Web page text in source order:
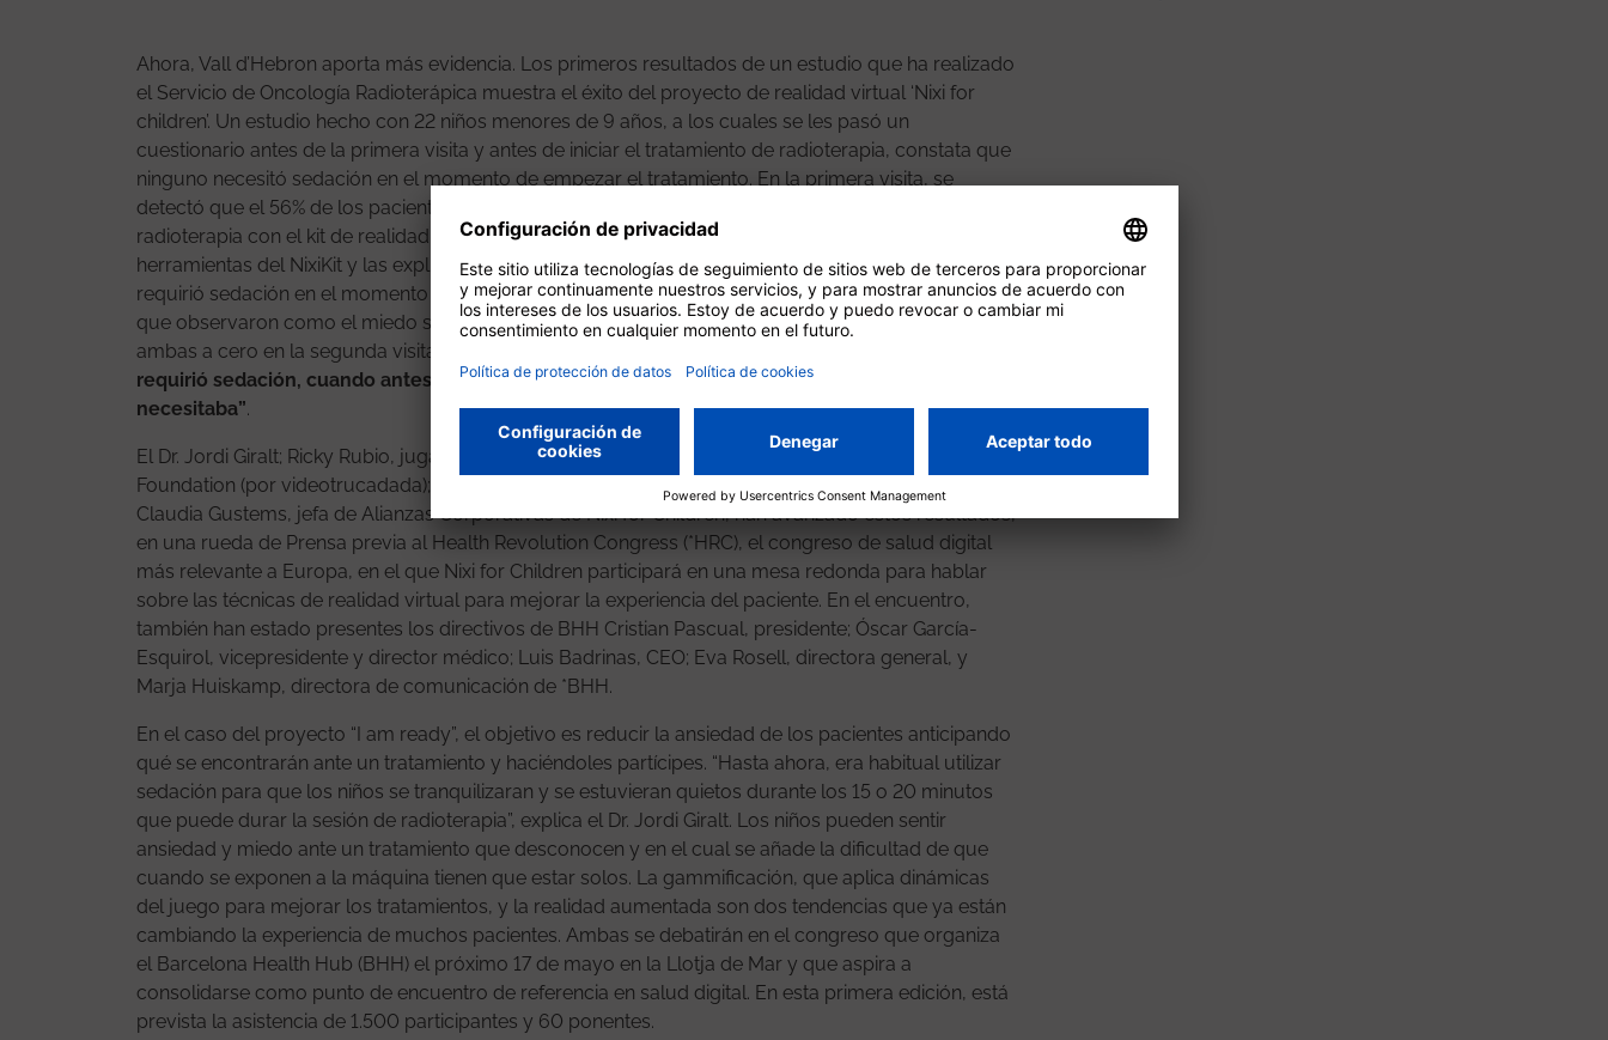
Ahora, Vall d’Hebron aporta más evidencia. Los primeros resultados de un estudio que ha realizado
el Servicio de Oncología Radioterápica muestra el éxito del proyecto de realidad virtual ‘Nixi for
children’. Un estudio hecho con 22 niños menores de 9 años, a los cuales se les pasó un
cuestionario antes de la primera visita y antes de iniciar el tratamiento de radioterapia, constata que
ninguno necesitó sedación en el momento de empezar el tratamiento. En la primera visita, se
detectó que el 56% de los pacientes sufría alteraciones de estrés. Pero tras preparar la sesión de
radioterapia con el kit de realidad virtual, este tanto por ciento se reducía a un 11%. Con las
herramientas del NixiKit y las explicaciones de los profesionales de Vall d’Hebron ningún niño
requirió sedación en el momento de iniciar el tratamiento de radioterapia. El Dr. Jordi Giralt explica
que observaron como el miedo se redujo un 40% en la primera visita, la ansiedad un 33% y a
ambas a cero en la segunda visita. Además, destaca que
requirió sedación, cuando antes, en esta franja de edad, aproximadamente la mitad
necesitaba”.
El Dr. Jordi Giralt; Ricky Rubio, jugador de baloncesto de la NBA y fundador de la Ricky Rubio
Foundation (por videotrucadada); Josep Heredia, coordinador de la Ricky Rubio Foundation y
Claudia Gustems, jefa de Alianzas Corporativas de Nixi for Children, han avanzado estos resultados,
en una rueda de Prensa previa al Health Revolution Congress (*HRC), el congreso de salud digital
más relevante a Europa, en el que Nixi for Children participará en una mesa redonda para hablar
sobre las técnicas de realidad virtual para mejorar la experiencia del paciente. En el encuentro,
también han estado presentes los directivos de BHH Cristian Pascual, presidente; Óscar García-
Esquirol, vicepresidente y director médico; Luis Badrinas, CEO; Eva Rosell, directora general, y
Marja Huiskamp, directora de comunicación de *BHH.
En el caso del proyecto “I am ready”, el objetivo es reducir la ansiedad de los pacientes anticipando
qué se encontrarán ante un tratamiento y haciéndoles partícipes. “Hasta ahora, era habitual utilizar
sedación para que los niños se tranquilizaran y se estuvieran quietos durante los 15 o 20 minutos
que puede durar la sesión de radioterapia”, explica el Dr. Jordi Giralt. Los niños pueden sentir
ansiedad y miedo ante un tratamiento que desconocen y en el cual se añade la dificultad de que
cuando se exponen a la máquina tienen que estar solos. La gammificación, que aplica dinámicas
del juego para mejorar los tratamientos, y la realidad aumentada son dos tendencias que ya están
cambiando la experiencia de muchos pacientes. Ambas se debatirán en el congreso que organiza
el Barcelona Health Hub (BHH) el próximo 17 de mayo en la Llotja de Mar y que aspira a
consolidarse como punto de encuentro de referencia en salud digital. En esta primera edición, está
prevista la asistencia de 1.500 participantes y 60 ponentes.